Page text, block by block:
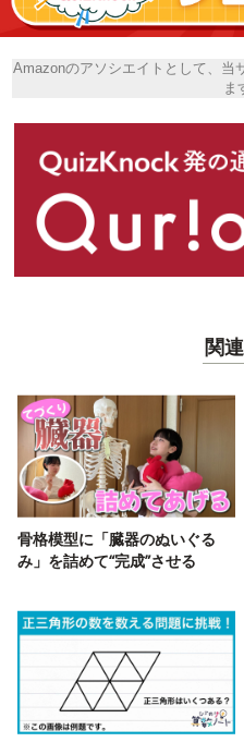
Amazonのアソシエイトとして、当
ま
関
骨格模型に「臓器のぬいぐる
み」を詰めて“完成”させる